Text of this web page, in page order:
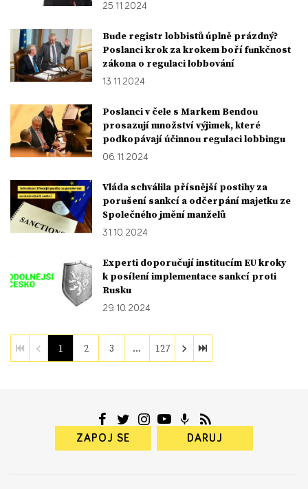
25. 11. 2024
Bude registr lobbistů úplně prázdný?
Poslanci krok za krokem boří funkčnost
zákona o regulaci lobbování
13. 11. 2024
Poslanci v čele s Markem Bendou
prosazují množství výjimek, které
podkopávají účinnou regulaci lobbingu
06. 11. 2024
Vláda schválila přísnější postihy za
porušení sankcí a odčerpání majetku ze
Společného jmění manželů
31. 10. 2024
Experti doporučují institucím EU kroky
k posílení implementace sankcí proti
Rusku
29. 10. 2024
1 2 3 … 127
ZAPOJ SE DARUJ